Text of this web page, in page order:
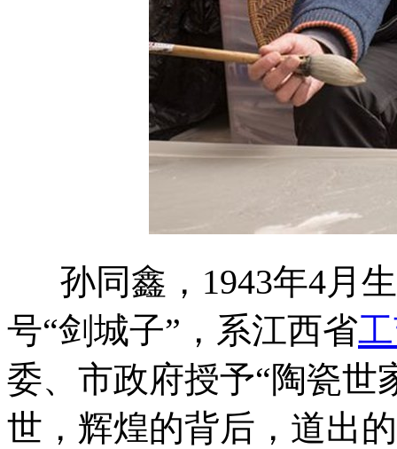
孙同鑫，1943年4月
号“剑城子”，系江西省
委、市政府授予“陶瓷世
世，辉煌的背后，道出